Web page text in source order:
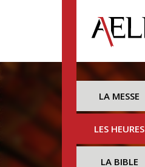
LA MESSE
LES HEURES
LA BIBLE